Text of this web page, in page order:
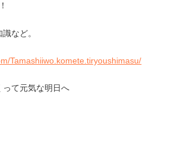
など。
Tamashiiwo.komete.tiryoushimasu/
って元気な明日へ